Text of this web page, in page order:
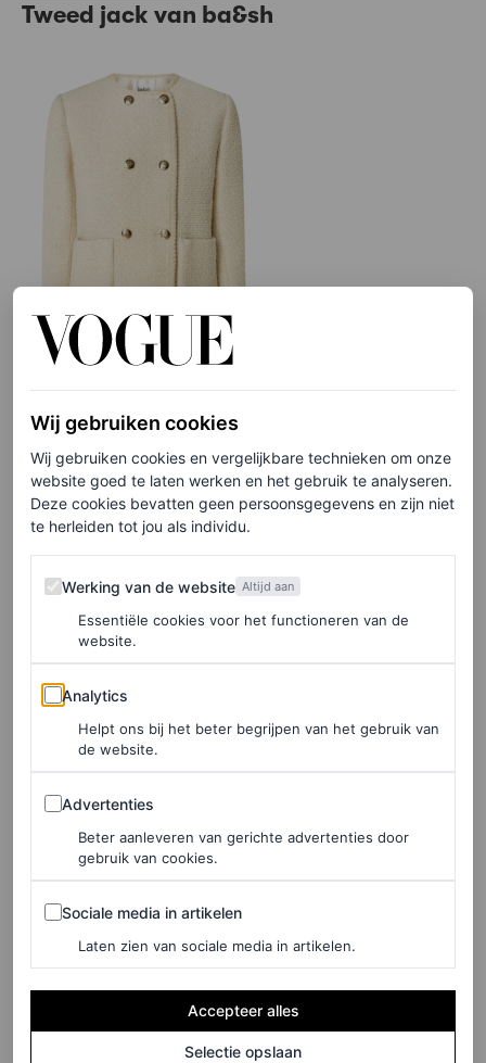
Tweed jack van ba&sh
Joe double-breasted jack van tweed, van € 345 voor €
172,50
HIER TE KOOP
Tweed jacket van & Other Stories
Buttonned tweed jacket, € 149
Wij gebruiken cookies
Wij gebruiken cookies en vergelijkbare technieken om onze
website goed te laten werken en het gebruik te analyseren.
Deze cookies bevatten geen persoonsgegevens en zijn niet
te herleiden tot jou als individu.
Werking van de website
Werking van de website Altijd aan
Essentiële cookies voor het functioneren van de
website.
Analytics
Analytics
Helpt ons bij het beter begrijpen van het gebruik van
de website.
Advertenties
Advertenties
Beter aanleveren van gerichte advertenties door
gebruik van cookies.
Sociale media in artikelen
Sociale media in artikelen
Laten zien van sociale media in artikelen.
Accepteer alles
Selectie opslaan